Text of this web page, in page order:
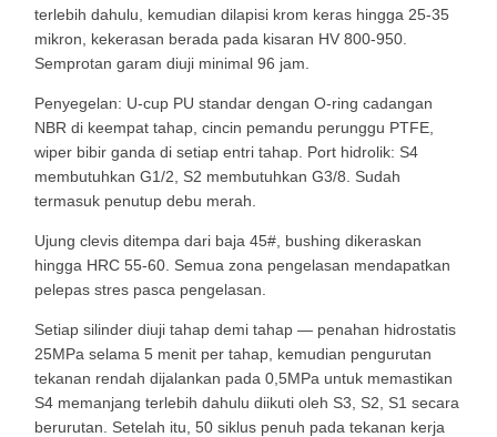
terlebih dahulu, kemudian dilapisi krom keras hingga 25-35
mikron, kekerasan berada pada kisaran HV 800-950.
Semprotan garam diuji minimal 96 jam.
Penyegelan: U-cup PU standar dengan O-ring cadangan
NBR di keempat tahap, cincin pemandu perunggu PTFE,
wiper bibir ganda di setiap entri tahap. Port hidrolik: S4
membutuhkan G1/2, S2 membutuhkan G3/8. Sudah
termasuk penutup debu merah.
Ujung clevis ditempa dari baja 45#, bushing dikeraskan
hingga HRC 55-60. Semua zona pengelasan mendapatkan
pelepas stres pasca pengelasan.
Setiap silinder diuji tahap demi tahap — penahan hidrostatis
25MPa selama 5 menit per tahap, kemudian pengurutan
tekanan rendah dijalankan pada 0,5MPa untuk memastikan
S4 memanjang terlebih dahulu diikuti oleh S3, S2, S1 secara
berurutan. Setelah itu, 50 siklus penuh pada tekanan kerja